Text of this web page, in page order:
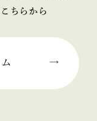
ちらから